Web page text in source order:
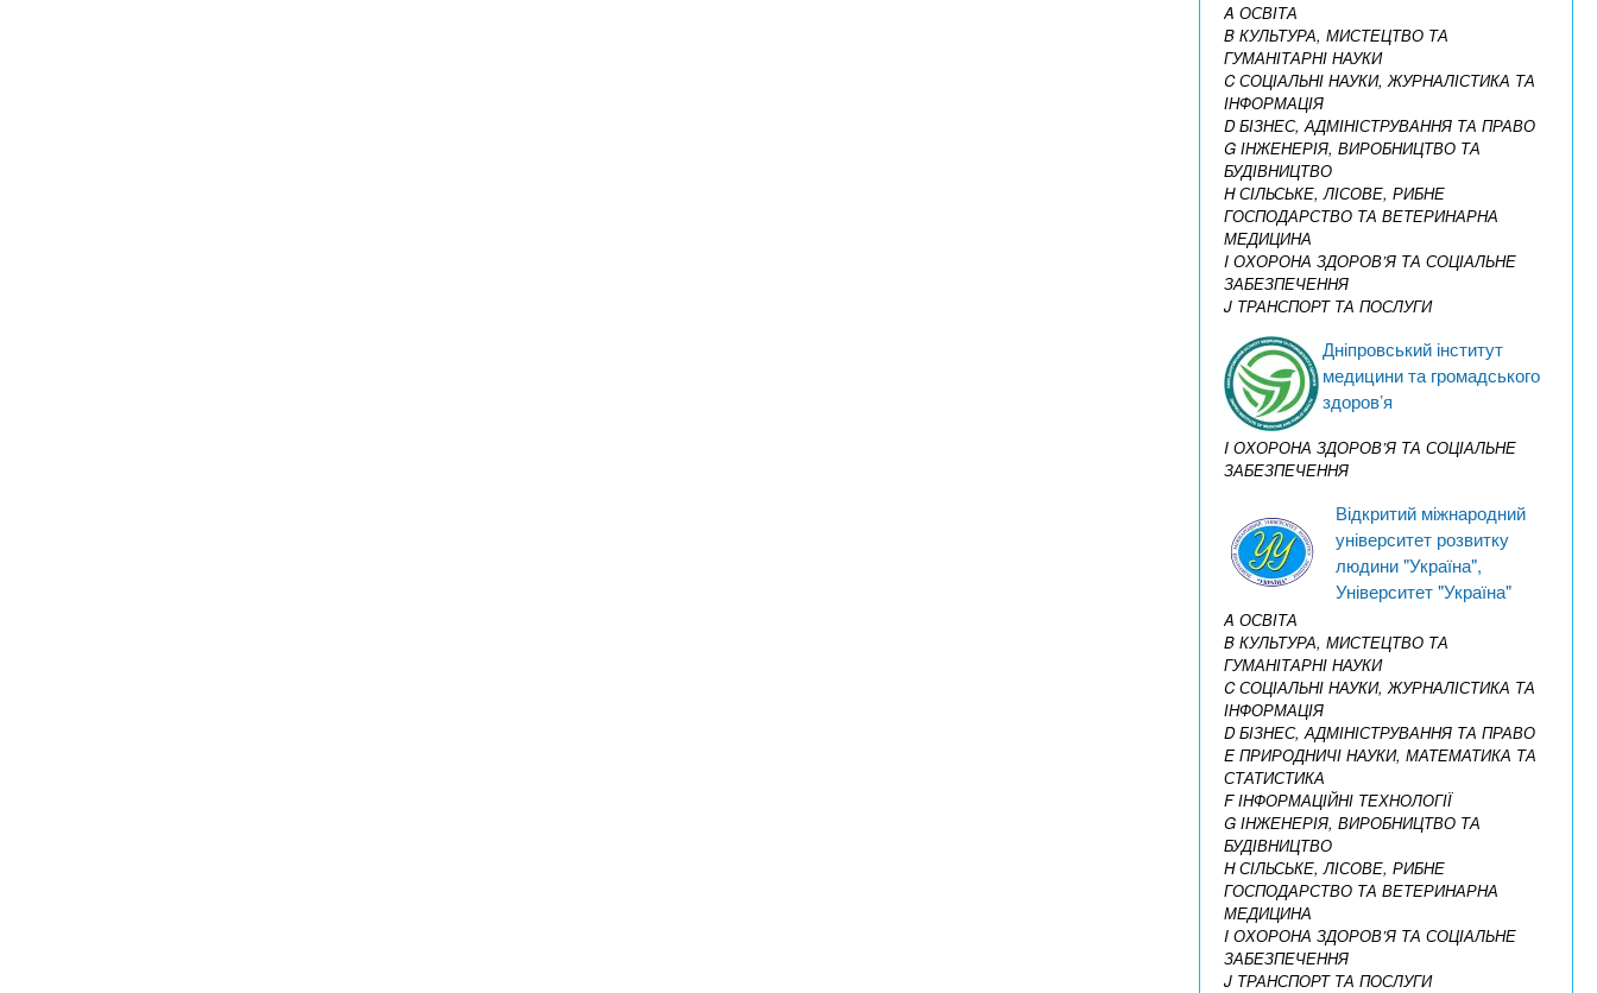
A ОСВІТА
B КУЛЬТУРА, МИСТЕЦТВО ТА
ГУМАНІТАРНІ НАУКИ
C СОЦІАЛЬНІ НАУКИ, ЖУРНАЛІСТИКА ТА
ІНФОРМАЦІЯ
D БІЗНЕС, АДМІНІСТРУВАННЯ ТА ПРАВО
G ІНЖЕНЕРІЯ, ВИРОБНИЦТВО ТА
БУДІВНИЦТВО
H СІЛЬСЬКЕ, ЛІСОВЕ, РИБНЕ
ГОСПОДАРСТВО ТА ВЕТЕРИНАРНА
МЕДИЦИНА
I ОХОРОНА ЗДОРОВ’Я ТА СОЦІАЛЬНЕ
ЗАБЕЗПЕЧЕННЯ
J ТРАНСПОРТ ТА ПОСЛУГИ
Дніпровський інститут
медицини та громадського
здоров’я
I ОХОРОНА ЗДОРОВ’Я ТА СОЦІАЛЬНЕ
ЗАБЕЗПЕЧЕННЯ
Відкритий міжнародний
університет розвитку
людини "Україна",
Університет "Україна"
A ОСВІТА
B КУЛЬТУРА, МИСТЕЦТВО ТА
ГУМАНІТАРНІ НАУКИ
C СОЦІАЛЬНІ НАУКИ, ЖУРНАЛІСТИКА ТА
ІНФОРМАЦІЯ
D БІЗНЕС, АДМІНІСТРУВАННЯ ТА ПРАВО
E ПРИРОДНИЧІ НАУКИ, МАТЕМАТИКА ТА
СТАТИСТИКА
F ІНФОРМАЦІЙНІ ТЕХНОЛОГІЇ
G ІНЖЕНЕРІЯ, ВИРОБНИЦТВО ТА
БУДІВНИЦТВО
H СІЛЬСЬКЕ, ЛІСОВЕ, РИБНЕ
ГОСПОДАРСТВО ТА ВЕТЕРИНАРНА
МЕДИЦИНА
I ОХОРОНА ЗДОРОВ’Я ТА СОЦІАЛЬНЕ
ЗАБЕЗПЕЧЕННЯ
J ТРАНСПОРТ ТА ПОСЛУГИ